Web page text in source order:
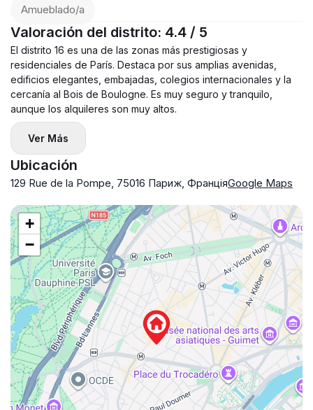
Amueblado/a
Valoración del distrito: 4.4 / 5
El distrito 16 es una de las zonas más prestigiosas y
residenciales de París. Destaca por sus amplias avenidas,
edificios elegantes, embajadas, colegios internacionales y la
cercanía al Bois de Boulogne. Es muy seguro y tranquilo,
aunque los alquileres son muy altos.
Ver Más
Ubicación
129 Rue de la Pompe, 75016 Париж, ФранціяGoogle Maps
+
−